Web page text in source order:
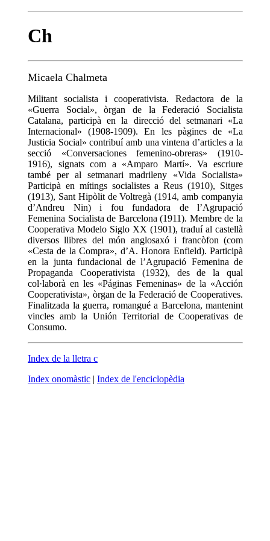
Ch
Micaela Chalmeta
Militant socialista i cooperativista. Redactora de la
«Guerra Social», òrgan de la Federació Socialista
Catalana, participà en la direcció del setmanari «La
Internacional» (1908-1909). En les pàgines de «La
Justicia Social» contribuí amb una vintena d’articles a la
secció «Conversaciones femenino-obreras» (1910-
1916), signats com a «Amparo Martí». Va escriure
també per al setmanari madrileny «Vida Socialista»
Participà en mítings socialistes a Reus (1910), Sitges
(1913), Sant Hipòlit de Voltregà (1914, amb companyia
d’Andreu Nin) i fou fundadora de l’Agrupació
Femenina Socialista de Barcelona (1911). Membre de la
Cooperativa Modelo Siglo XX (1901), traduí al castellà
diversos llibres del món anglosaxó i francòfon (com
«Cesta de la Compra», d’A. Honora Enfield). Participà
en la junta fundacional de l’Agrupació Femenina de
Propaganda Cooperativista (1932), des de la qual
col·laborà en les «Páginas Femeninas» de la «Acción
Cooperativista», òrgan de la Federació de Cooperatives.
Finalitzada la guerra, romangué a Barcelona, mantenint
vincles amb la Unión Territorial de Cooperativas de
Consumo.
Index de la lletra c
Index onomàstic | Index de l'enciclopèdia